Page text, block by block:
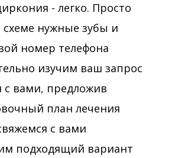
- легко. Просто
схеме нужные зубы и
номер телефона
изучим ваш запрос
с вами, предложив
план лечения
с вами
подходящий вариант